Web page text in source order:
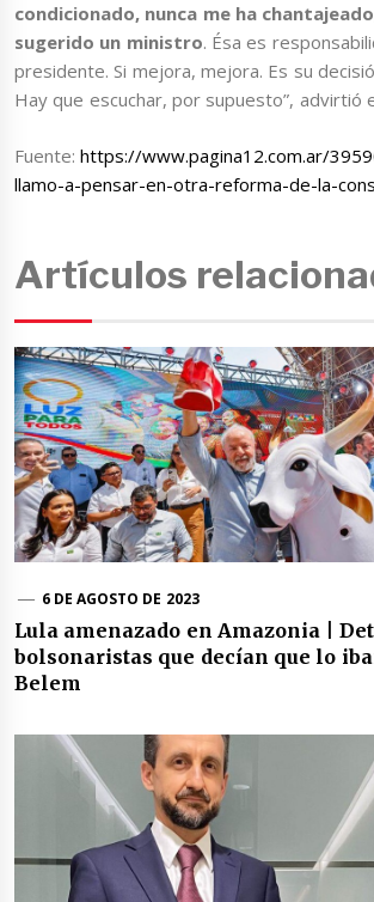
condicionado, nunca me ha
sugerido un ministro. Ésa es
presidente. Si mejora, mejora. Es su
Hay que escuchar, por supuesto”, advirtió
Fuente:https://www.pagina12.com.ar/
llamo-a-pensar-en-otra-reforma-de-la-
Artículos
6 DE AGOSTO DE 2023
Lula amenazado en Amazonia |
bolsonaristas que decían que lo
Belem